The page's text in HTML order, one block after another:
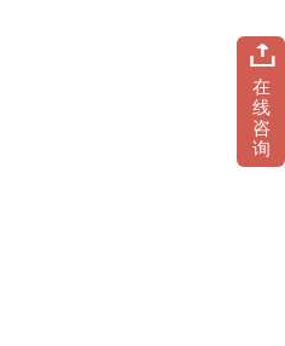
在
线
咨
询